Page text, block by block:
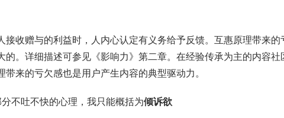
接收赠与的利益时，人内心认定有义务给予反馈。互惠原理带来的
的。详细描述可参见《影响力》第二章。在经验传承为主的内容社
带来的亏欠感也是用户产生内容的典型驱动力。
不吐不快的心理，我只能概括为倾诉欲